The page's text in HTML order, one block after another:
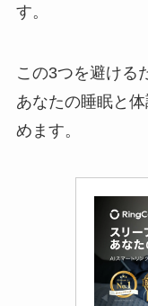
す。
この3つを避ける
あなたの睡眠と
めます。